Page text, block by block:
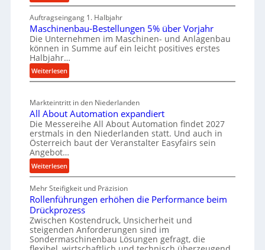
l
e
n
n
r
k
z
e
a
u
p
r
e
s
s
h
e
W
s
h
a
f
t
i
g
t
s
i
c
M
a
t
e
r
i
a
l
e
r
s
o
u
n
g
e
n
t
s
Auftragseingang 1. Halbjahr
Maschinenbau-Bestellungen 5% über Vorjahr
Die Unternehmen im Maschinen- und Anlagenbau
können in Summe auf ein leicht positives erstes
Halbjahr…
Weiterlesen:
M
s
c
h
i
n
e
n
a
u
-
B
e
Markteintritt in den Niederlanden
All About Automation expandiert
Die Messereihe All About Automation findet 2027
erstmals in den Niederlanden statt. Und auch in
Österreich baut der Veranstalter Easyfairs sein
Angebot…
Weiterlesen:
A
l
l
A
b
o
u
Mehr Steifigkeit und Präzision
Rollenführungen erhöhen die Performance beim
Drückprozess
Zwischen Kostendruck, Unsicherheit und
steigenden Anforderungen sind im
Sondermaschinenbau Lösungen gefragt, die